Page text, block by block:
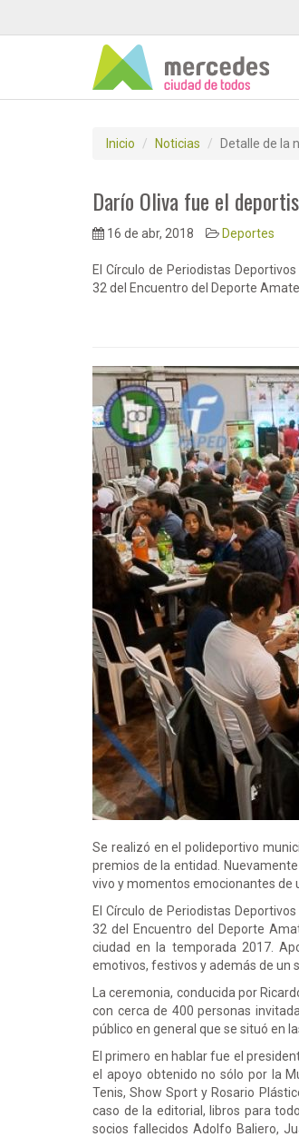
Inicio Noticias Detalle de la
Darío Oliva fue el
16 de abr, 2018 Deportes
El Círculo de Periodistas
32 del Encuentro del Deporte
Se realizó en el polideportivo
premios de la entidad.
vivo y momentos emocionantes de
El Círculo de Periodistas
32 del Encuentro del Deporte
ciudad en la temporada 2017.
emotivos, festivos y además de un
La ceremonia, conducida por
con cerca de 400 personas
público en general que se situó en
El primero en hablar fue el
el apoyo obtenido no sólo por la
Tenis, Show Sport y Rosario
caso de la editorial, libros para
socios fallecidos Adolfo Baliero,